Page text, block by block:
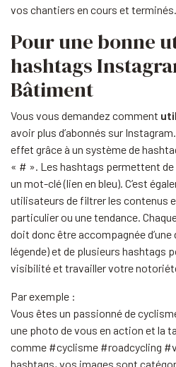
vos chantiers en cours et terminés.
Pour une bonne
hashtags
Bâtiment
Vous vous demandez comment
avoir plus d’abonnés sur
effet grâce à un système de
« # ». Les hashtags permettent
un mot-clé (lien en bleu). C’est
utilisateurs de filtrer les contenus
particulier ou une tendance.
doit donc être accompagnée
légende) et de plusieurs hashtags
visibilité et travailler votre
Par exemple :
Vous êtes un passionné de
une photo de vous en action et la
comme #cyclisme #roadcycling
hashtags, vos images sont